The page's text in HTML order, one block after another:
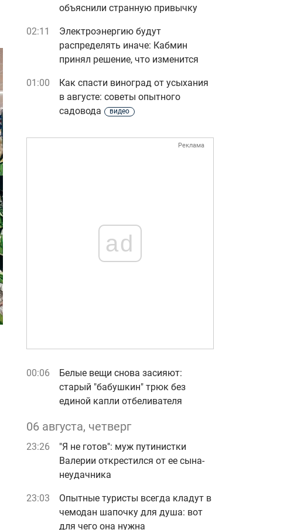
объяснили странную привычку
02:11
Электроэнергию будут
распределять иначе: Кабмин
принял решение, что изменится
01:00
Как спасти виноград от усыхания
в августе: советы опытного
садовода
видео
Реклама
ad
00:06
Белые вещи снова засияют:
старый "бабушкин" трюк без
единой капли отбеливателя
06 августа, четверг
23:26
"Я не готов": муж путинистки
Валерии открестился от ее сына-
неудачника
23:03
Опытные туристы всегда кладут в
чемодан шапочку для душа: вот
для чего она нужна